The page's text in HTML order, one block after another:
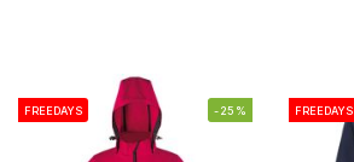
FREEDAYS -25% FREEDAYS